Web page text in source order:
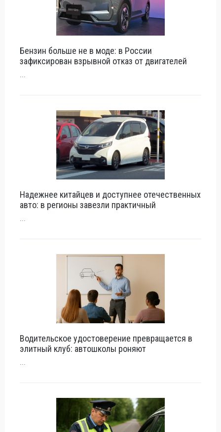
Бензин больше не в моде: в России
зафиксирован взрывной отказ от двигателей
...
Надежнее китайцев и доступнее отечественных
авто: в регионы завезли практичный
...
Водительское удостоверение превращается в
элитный клуб: автошколы роняют
...